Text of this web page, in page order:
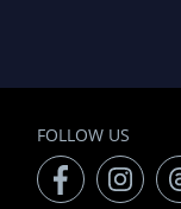
FOLLOW US